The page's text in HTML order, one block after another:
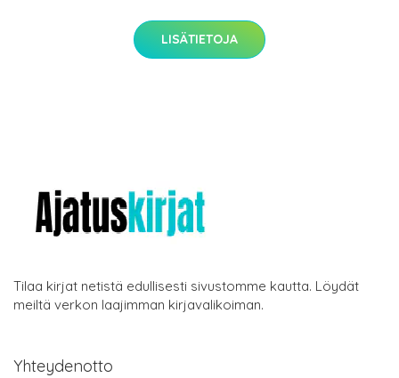
LISÄTIETOJA
Tilaa kirjat netistä edullisesti sivustomme kautta. Löydät
meiltä verkon laajimman kirjavalikoiman.
Yhteydenotto